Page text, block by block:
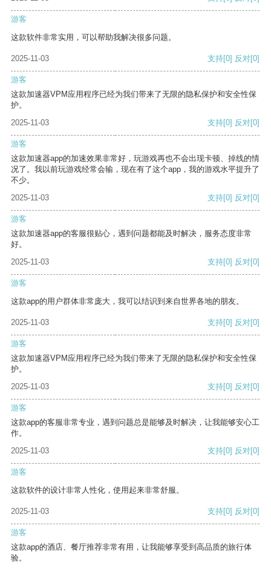
游客
这款软件非常实用，可以帮助我解决很多问题。
2025-11-03 支持[0] 反对[0]
游客
这款加速器VPM应用程序已经为我们带来了无限的隐私保护和安全性保
护。
2025-11-03
支持[0] 反对[0]
游客
这款加速器app的加速效果非常好，玩游戏再也不会出现卡顿、掉线的情
况了。我以前玩游戏经常会输，现在有了这个app，我的游戏水平提升了
不少。
2025-11-03
支持[0] 反对[0]
游客
这款加速器app的客服很贴心，遇到问题都能及时解决，服务态度非常
好。
2025-11-03
支持[0] 反对[0]
游客
这款app的用户群体非常庞大，我可以结识到来自世界各地的朋友。
2025-11-03 支持[0] 反对[0]
游客
这款加速器VPM应用程序已经为我们带来了无限的隐私保护和安全性保
护。
2025-11-03
支持[0] 反对[0]
游客
这款app的客服非常专业，遇到问题总是能够及时解决，让我能够安心工
作。
2025-11-03
支持[0] 反对[0]
游客
这款软件的设计非常人性化，使用起来非常舒服。
2025-11-03 支持[0] 反对[0]
游客
这款app的酒店、餐厅推荐非常有用，让我能够享受到高品质的旅行体
验。